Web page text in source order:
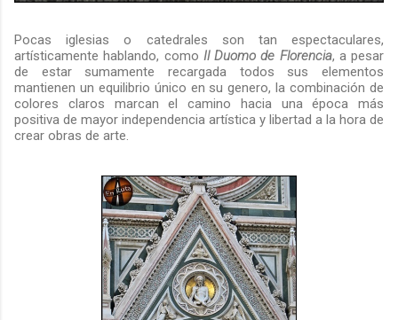
Pocas iglesias o catedrales son tan espectaculares,
artísticamente hablando, como Il Duomo de Florencia, a pesar
de estar sumamente recargada todos sus elementos
mantienen un equilibrio único en su genero, la combinación de
colores claros marcan el camino hacia una época más
positiva de mayor independencia artística y libertad a la hora de
crear obras de arte.